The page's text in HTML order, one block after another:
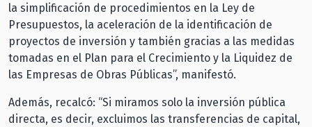
la simplificación de procedimientos en la Ley de
Presupuestos, la aceleración de la identificación de
proyectos de inversión y también gracias a las medidas
tomadas en el Plan para el Crecimiento y la Liquidez de
las Empresas de Obras Públicas”, manifestó.
Además, recalcó: “Si miramos solo la inversión pública
directa, es decir, excluimos las transferencias de capital,